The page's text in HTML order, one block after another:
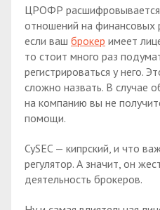
ЦРОФР расшифровывается
отношений на финансовых
если ваш брокер имеет
то стоит много раз
регистрироваться у него.
сложно назвать. В случае
на компанию вы не
помощи.
CySEC — кипрский, и что
регулятор. А значит, он
деятельность брокеров.